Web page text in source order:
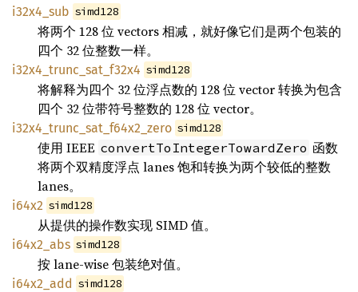
i32x4_sub simd128
将两个 128 位 vectors 相减，就好像它们是两个包装的
四个 32 位整数一样。
i32x4_trunc_sat_f32x4 simd128
将解释为四个 32 位浮点数的 128 位 vector 转换为包含
四个 32 位带符号整数的 128 位 vector。
i32x4_trunc_sat_f64x2_zero simd128
使用 IEEE convertToIntegerTowardZero 函数
将两个双精度浮点 lanes 饱和转换为两个较低的整数
lanes。
i64x2 simd128
从提供的操作数实现 SIMD 值。
i64x2_abs simd128
按 lane-wise 包装绝对值。
i64x2_add simd128